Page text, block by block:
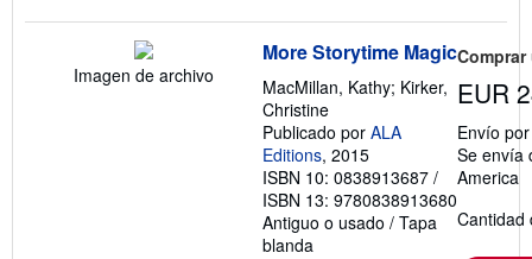
Imagen de archivo
More Storytime Magic
MacMillan, Kathy; Kirker,
Christine
Publicado por ALA
Editions, 2015
ISBN 10: 0838913687 /
ISBN 13: 9780838913680
Antiguo o usado / Tapa
blanda
EUR
Envío
Se envía
America
Cantidad